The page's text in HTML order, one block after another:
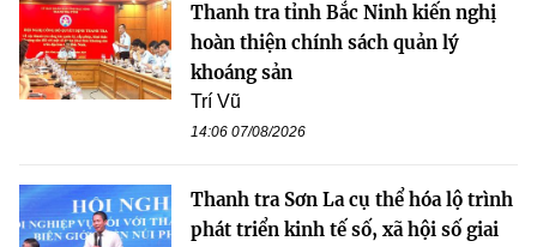
Thanh tra tỉnh Bắc Ninh kiến nghị
hoàn thiện chính sách quản lý
khoáng sản
Trí Vũ
14:06 07/08/2026
Thanh tra Sơn La cụ thể hóa lộ trình
phát triển kinh tế số, xã hội số giai